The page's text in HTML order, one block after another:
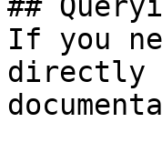
If you
directly